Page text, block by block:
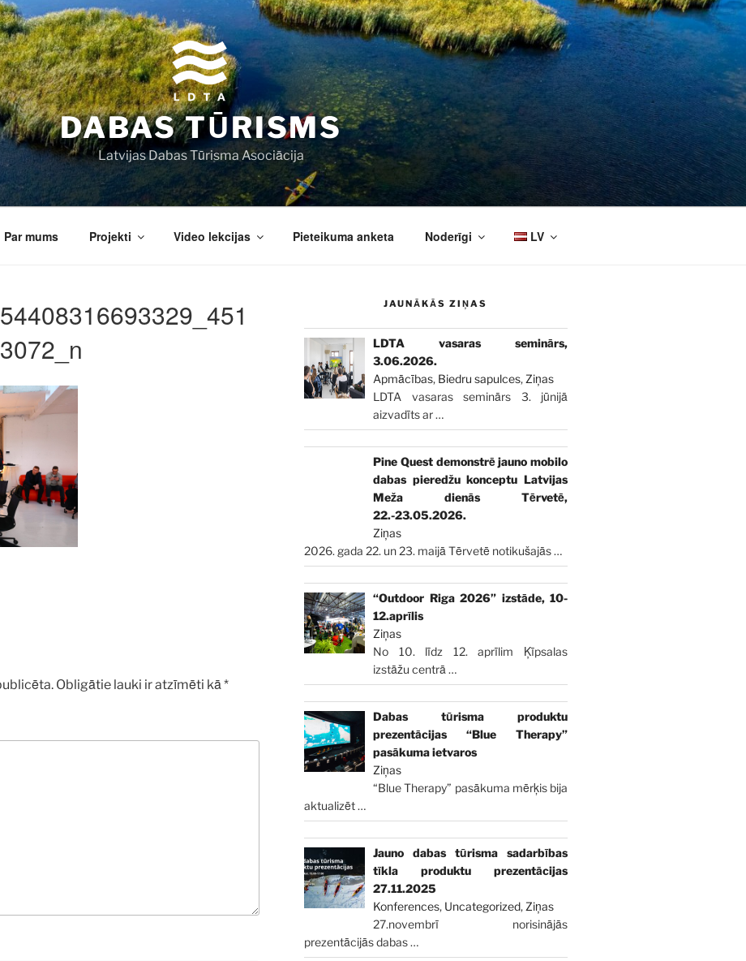
DABAS TŪRISMS
Latvijas Dabas Tūrisma Asociācija
Par mums Projekti Video lekcijas Pieteikuma anketa Noderīgi LV
Obligātie lauki ir atzīmēti kā*
JAUNĀKĀS ZIŅAS
LDTA vasaras seminārs,
3.06.2026.
Apmācības, Biedru sapulces, Ziņas
LDTA vasaras seminārs 3. jūnijā
aizvadīts ar…
Pine Quest demonstrē jauno mobilo
dabas pieredžu konceptu Latvijas
Meža dienās Tērvetē,
22.-23.05.2026.
Ziņas
2026. gada 22. un 23. maijā Tērvetē notikušajās…
“Outdoor Riga 2026” izstāde, 10-
12.aprīlis
Ziņas
No 10. līdz 12. aprīlim Ķīpsalas
izstāžu centrā…
Dabas tūrisma produktu
prezentācijas “Blue Therapy”
pasākuma ietvaros
Ziņas
“Blue Therapy” pasākuma mērķis bija
aktualizēt…
Jauno dabas tūrisma sadarbības
tīkla produktu prezentācijas
27.11.2025
Konferences, Uncategorized, Ziņas
27.novembrī norisinājās
prezentācijās dabas…